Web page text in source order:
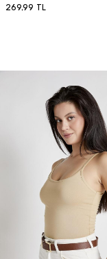
BEDEN SEÇ
269,99 TL